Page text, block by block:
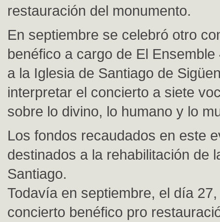
restauración del monumento.
En septiembre se celebró otro
benéfico a cargo de El
a la Iglesia de Santiago de
interpretar el concierto a siete
sobre lo divino, lo humano y lo
Los fondos recaudados en este
destinados a la rehabilitación de
Santiago.
Todavía en septiembre, el día
concierto benéfico pro